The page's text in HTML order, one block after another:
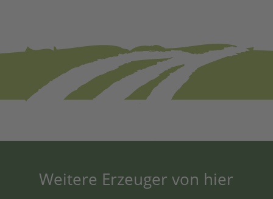
Weitere Erzeuger von hier